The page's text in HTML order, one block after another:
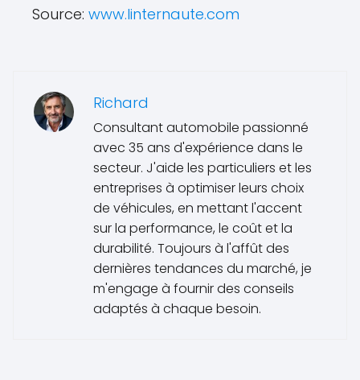
Source: www.linternaute.com
Richard
Consultant automobile passionné
avec 35 ans d'expérience dans le
secteur. J'aide les particuliers et les
entreprises à optimiser leurs choix
de véhicules, en mettant l'accent
sur la performance, le coût et la
durabilité. Toujours à l'affût des
dernières tendances du marché, je
m'engage à fournir des conseils
adaptés à chaque besoin.